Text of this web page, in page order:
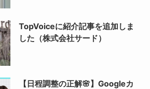
TopVoiceに紹介記事を追加しま
した（株式会社サード）
【日程調整の正解🌸】Googleカ